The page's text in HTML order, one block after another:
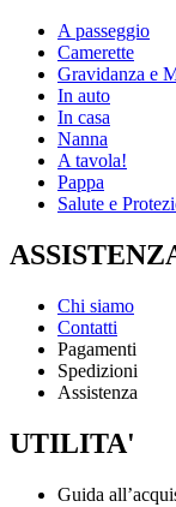
A passeggio
Camerette
Gravidanza e
In auto
In casa
Nanna
A tavola!
Pappa
Salute e
Chi siamo
Contatti
Pagamenti
Spedizioni
Assistenza
UTILITA'
Guida